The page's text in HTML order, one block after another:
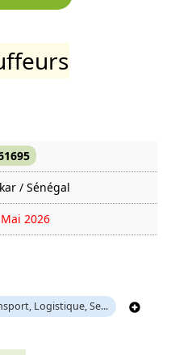
/ Sénégal
2026
Logistique, Se...